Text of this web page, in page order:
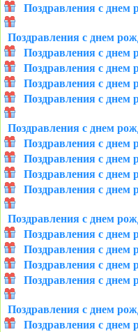
Поздравления с днем
Поздравления с днем
Поздравления с днем
Поздравления с днем
Поздравления с днем
Поздравления с днем
Поздравления с днем
Поздравления с днем
Поздравления с днем
Поздравления с днем
Поздравления с днем
Поздравления с днем
Поздравления с днем
Поздравления с днем
Поздравления с днем
Поздравления с днем
Поздравления с днем
Поздравления с днем